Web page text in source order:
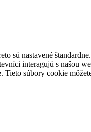
sú nastavené
interagujú s našou
Tieto súbory cookie